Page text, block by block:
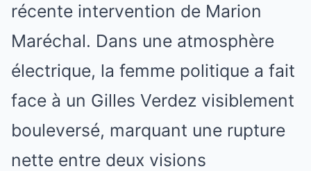
récente intervention de Marion
Maréchal. Dans une atmosphère
électrique, la femme politique a fait
face à un Gilles Verdez visiblement
bouleversé, marquant une rupture
nette entre deux visions